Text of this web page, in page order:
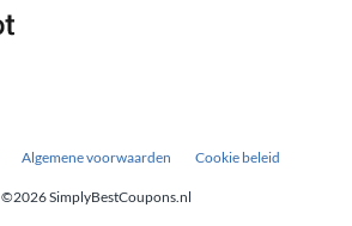
Algemene voorwaarden Cookie beleid
©2026 SimplyBestCoupons.nl